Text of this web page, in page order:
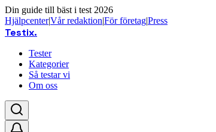
Din guide till bäst i test 2026
Hjälpcenter|Vår redaktion|För företag|Press
Testix.
Tester
Kategorier
Så testar vi
Om oss